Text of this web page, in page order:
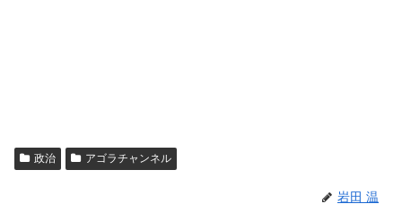
政治 アゴラチャンネル
岩田 温